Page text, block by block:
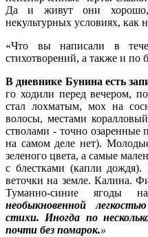
Да и живут они
некультурных условиях,
«Что вы написали в
стихотворений, а также и по
В дневнике Бунина есть
го ходили перед вечером,
стал лохматым, мох на
волосы, местами
стволами - точно озаренные
на самом деле нет).
зеленого цвета, а самые
с блестками (капли
веточки на земле. Калина.
Туманно-синие ягоды
необыкновенной
стихи. Иногда по
почти без помарок.»